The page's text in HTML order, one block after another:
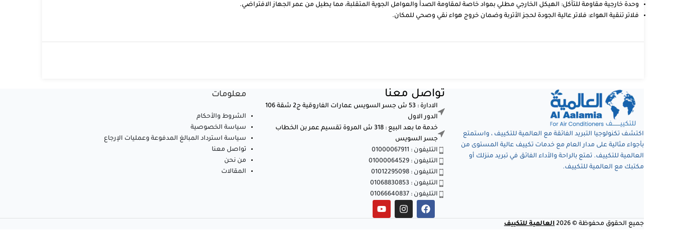
وحدة خارجية مقاومة للتآكل: الهيكل الخارجي مطلي بمواد خاصة لمقاومة الصدأ والعوامل الجوية المتقلبة، مما يطيل من عمر الجهاز الافتراضي.
فلاتر تنقية الهواء: فلاتر عالية الجودة لحجز الأتربة وضمان خروج هواء نقي وصحي للمكان.
اكتشف تكنولوجيا التبريد الفائقة مع العالمية للتكييف ، واستمتع
بأجواء مثالية على مدار العام مع خدمات تكييف عالية المستوى من
العالمية للتكييف. تمتع بالراحة والأداء الفائق في تبريد منزلك أو
مكتبك مع العالمية للتكييف.
تواصل معنا
الادارة : 53 ش جسر السويس عمارات الفاروقية ج2 شقة 106
الدور الاول
خدمة ما بعد البيع : 318 ش المروة تقسيم عمر بن الخطاب
جسر السويس
التليفون : 01000067911
التليفون : 01000064529
التليفون : 01012295098
التليفون : 01068830853
التليفون : 01066640837
معلومات
الشروط والأحكام
سياسة الخصوصية
سياسة استرداد المبالغ المدفوعة وعمليات الإرجاع
تواصل معنا
من نحن
المقالات
جميع الحقوق محفوظة © 2026 العالمية للتكييف